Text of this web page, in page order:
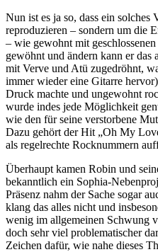
Nun ist es ja so, dass ein
reproduzieren – sondern um die
– wie gewohnt mit
gewöhnt und ändern kann er das
mit Verve und Atü zugedröhnt,
immer wieder eine Gitarre
Druck machte und ungewohnt
wurde indes jede Möglichkeit
wie den für seine verstorbene
Dazu gehört der Hit „Oh My
als regelrechte Rocknummern
Überhaupt kamen Robin und
bekanntlich ein Sophia-
Präsenz nahm der Sache sogar
klang das alles nicht und
wenig im allgemeinen Schwung
doch sehr viel problematischer
Zeichen dafür, wie nahe dieses